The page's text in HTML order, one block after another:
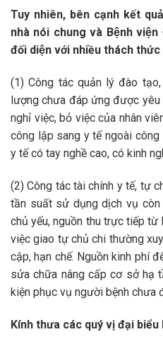
Tuy nhiên, bên cạnh kết
nhà nói chung và Bệnh
đối diện với nhiều thách thức
(1) Công tác quản lý đào
lượng chưa đáp ứng được
nghỉ việc, bỏ việc của nhân
công lập sang y tế ngoài
y tế có tay nghề cao, có kinh
(2) Công tác tài chính y tế, tự
tần suất sử dụng dịch vụ còn
chủ yếu, nguồn thu trực tiếp từ
việc giao tự chủ chi thường
cập, hạn chế. Nguồn kinh phí
sửa chữa nâng cấp cơ sở hạ
kiện phục vụ người bệnh chưa
Kính thưa các quý vị đại biểu